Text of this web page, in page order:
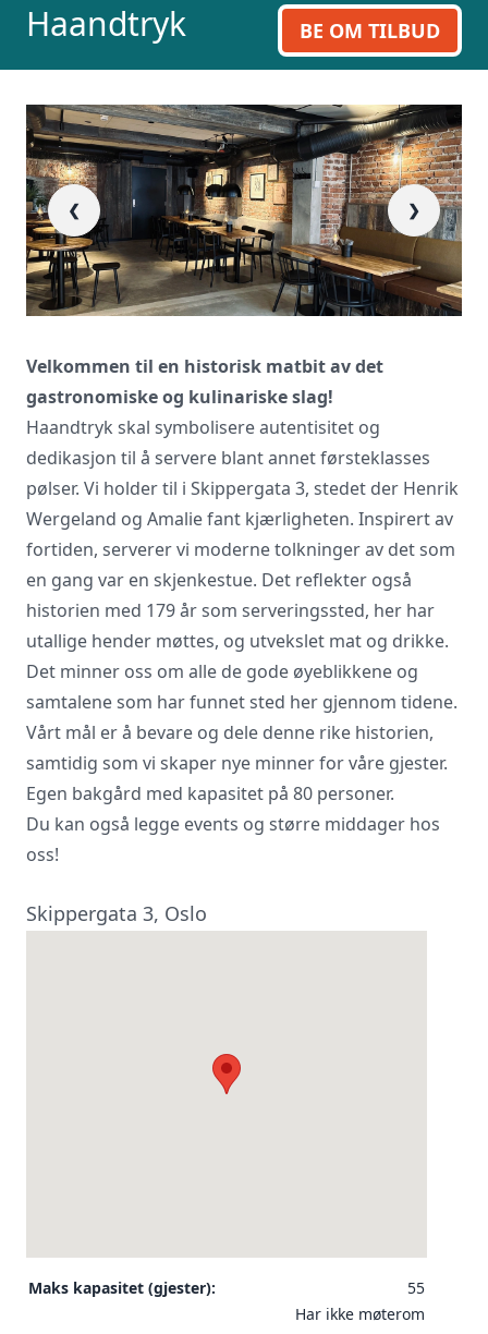
Haandtryk BE OM TILBUD
❮ ❯
Velkommen til en historisk matbit av det
gastronomiske og kulinariske slag!
Haandtryk skal symbolisere autentisitet og
dedikasjon til å servere blant annet førsteklasses
pølser. Vi holder til i Skippergata 3, stedet der Henrik
Wergeland og Amalie fant kjærligheten. Inspirert av
fortiden, serverer vi moderne tolkninger av det som
en gang var en skjenkestue. Det reflekter også
historien med 179 år som serveringssted, her har
utallige hender møttes, og utvekslet mat og drikke.
Det minner oss om alle de gode øyeblikkene og
samtalene som har funnet sted her gjennom tidene.
Vårt mål er å bevare og dele denne rike historien,
samtidig som vi skaper nye minner for våre gjester.
Egen bakgård med kapasitet på 80 personer.
Du kan også legge events og større middager hos
oss!
Skippergata 3, Oslo
Maks kapasitet (gjester):
55
Har ikke møterom
Vi innhenter uforpliktende tilbud, gir
råd og forhandler priser og
betingelser, bestiller på ønsket sted,
gjennomgår kontrakt og følger opp
viktige frister. Tjenesten er kostnadsfri
for deg som kunde, og det er ingen
påslag i prisene.
LUKK VINDU SEND FORESPØRSEL